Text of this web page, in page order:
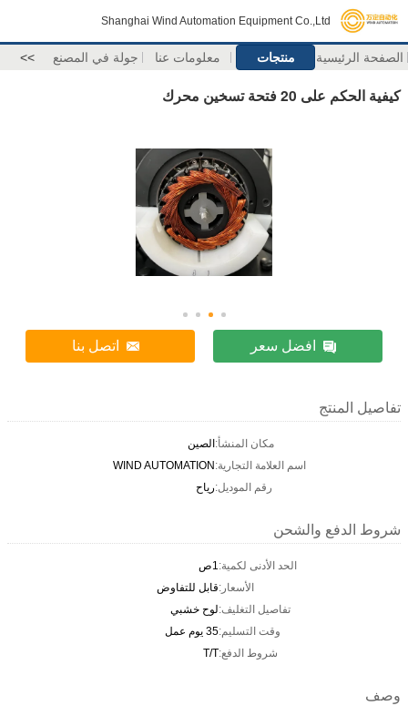
Shanghai Wind Automation Equipment Co.,Ltd
الصفحة الرئيسية منتجات معلومات عنا جولة في المصنع >>
كيفية الحكم على 20 فتحة تسخين محرك
افضل سعر اتصل بنا
تفاصيل المنتج
مكان المنشأ:الصين
اسم العلامة التجارية:WIND AUTOMATION
رقم الموديل:رياح
شروط الدفع والشحن
الحد الأدنى لكمية:1ص
الأسعار:قابل للتفاوض
تفاصيل التغليف:لوح خشبي
وقت التسليم:35 يوم عمل
شروط الدفع:T/T
وصف